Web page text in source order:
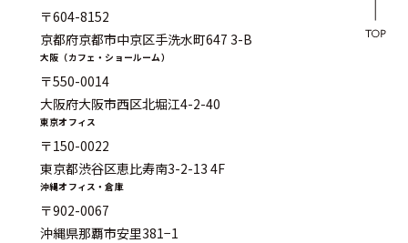
〒604-8152
京都府京都市中京区手洗水町647 3-B
大阪（カフェ・ショールーム）
〒550-0014
大阪府大阪市西区北堀江4-2-40
東京オフィス
〒150-0022
東京都渋谷区恵比寿南3-2-13 4F
沖縄オフィス・倉庫
〒902-0067
沖縄県那覇市安里381−1